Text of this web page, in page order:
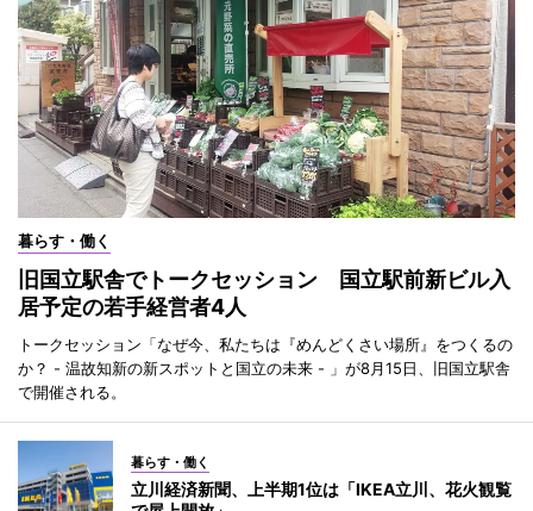
暮らす・働く
旧国立駅舎でトークセッション 国立駅前新ビル入
居予定の若手経営者4人
トークセッション「なぜ今、私たちは『めんどくさい場所』をつくるの
か？ - 温故知新の新スポットと国立の未来 - 」が8月15日、旧国立駅舎
で開催される。
暮らす・働く
立川経済新聞、上半期1位は「IKEA立川、花火観覧